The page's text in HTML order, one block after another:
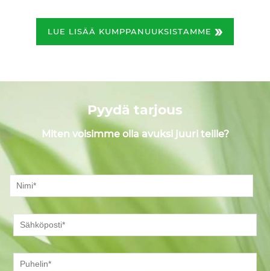
LUE LISÄÄ KUMPPANUUKSISTAMME »
Pyydä tarjous
Miten voisimme olla avuksi juuri teille?